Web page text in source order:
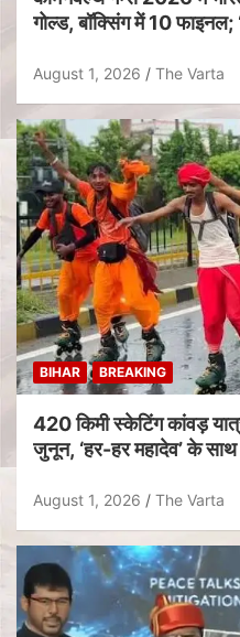
गोल्ड, बॉक्सिंग में 10 फाइनल;
August 1, 2026 The Varta
BIHAR BREAKING
420 किमी स्केटिंग कांवड़
जुनून, ‘हर-हर महादेव’ के
August 1, 2026 The Varta